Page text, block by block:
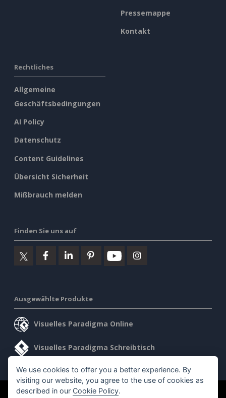
Pressemappe
Kontakt
Rechtliches
Allgemeine
Geschäftsbedingungen
AI Policy
Datenschutz
Content Guidelines
Übersicht Sicherheit
Mißbrauch melden
Finden Sie uns auf
Ausgewählte Produkte
Visuelles Paradigma Online
Visuelles Paradigma Schreibtisch
We use cookies to offer you a better experience. By
visiting our website, you agree to the use of cookies as
described in our Cookie Policy.